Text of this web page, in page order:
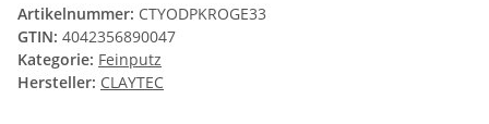
Artikelnummer: CTYODPKROGE33
GTIN: 4042356890047
Kategorie: Feinputz
Hersteller: CLAYTEC